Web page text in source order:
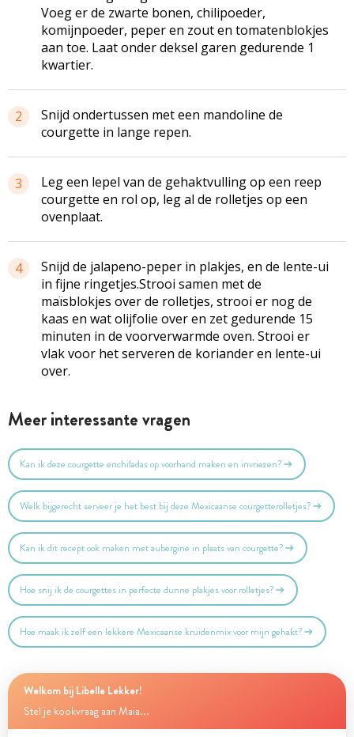
Voeg er de zwarte bonen, chilipoeder,
komijnpoeder, peper en zout en tomatenblokjes
aan toe. Laat onder deksel garen gedurende 1
kwartier.
2
Snijd ondertussen met een mandoline de
courgette in lange repen.
3
Leg een lepel van de gehaktvulling op een reep
courgette en rol op, leg al de rolletjes op een
ovenplaat.
4
Snijd de jalapeno-peper in plakjes, en de lente-ui
in fijne ringetjes.Strooi samen met de
maïsblokjes over de rolletjes, strooi er nog de
kaas en wat olijfolie over en zet gedurende 15
minuten in de voorverwarmde oven. Strooi er
vlak voor het serveren de koriander en lente-ui
over.
Meer interessante vragen
Kan ik deze courgette enchiladas op voorhand maken en invriezen?
Welk bijgerecht serveer je het best bij deze Mexicaanse courgetterolletjes?
Kan ik dit recept ook maken met aubergine in plaats van courgette?
Hoe snij ik de courgettes in perfecte dunne plakjes voor rolletjes?
Hoe maak ik zelf een lekkere Mexicaanse kruidenmix voor mijn gehakt?
Welkom bij Libelle Lekker!
Stel je kookvraag aan Maia...